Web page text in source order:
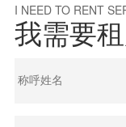
I NEED TO RENT
我需要